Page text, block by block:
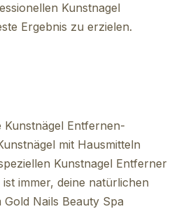
Kunstnagel
Ergebnis zu erzielen.
Kunstnägel Entfernen-
mit Hausmitteln
Kunstnagel Entferner
immer, deine natürlichen
Nails Beauty Spa